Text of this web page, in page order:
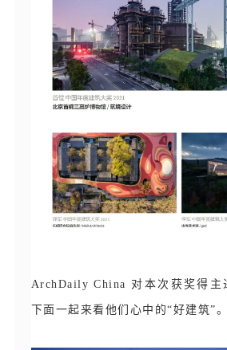
ArchDaily China 对本次获奖得主
下面一起来看他们心中的“好建筑”。